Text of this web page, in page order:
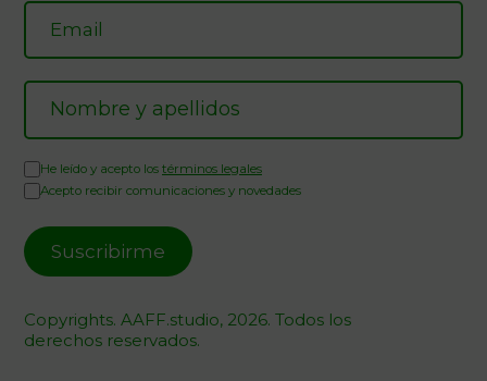
He leído y acepto los términos legales
Acepto recibir comunicaciones y novedades
Copyrights. AAFF.studio, 2026. Todos los
derechos reservados.